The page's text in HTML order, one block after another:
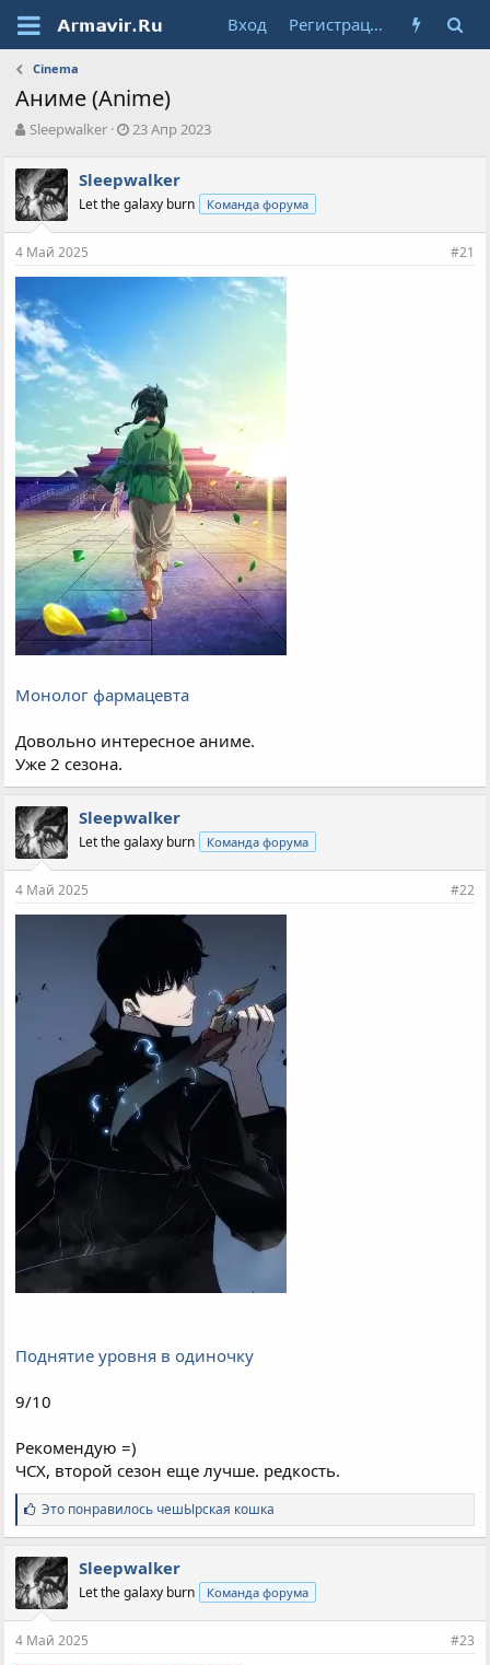
Вход Регистрация
Cinema
Аниме (Anime)
А
т
о
р
т
е
Sleepwalker
Д
а
н
23 Апр 2023
Sleepwalker
Let the galaxy burn Команда форума
4 Май 2025 #21
Монолог фармацевта
Довольно интересное аниме.
Уже 2 сезона.
Sleepwalker
Let the galaxy burn Команда форума
4 Май 2025 #22
Поднятие уровня в одиночку
9/10
Рекомендую =)
ЧСХ, второй сезон еще лучше. редкость.
С
и
м
п
а
т
и
и
:
Это понравилось чешЫрская кошка
Sleepwalker
Let the galaxy burn Команда форума
4 Май 2025 #23